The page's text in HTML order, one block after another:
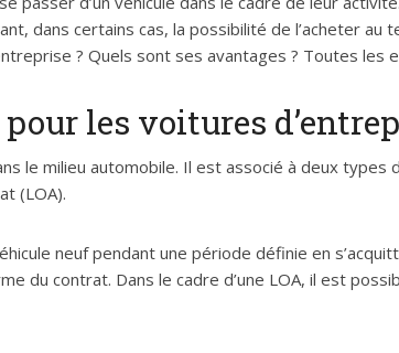
dans certains cas, la possibilité de l’acheter au
? Quels sont ses avantages ? Toutes les
les voitures
le milieu automobile. Il est associé à deux types
(LOA).
neuf pendant une période définie en
du contrat. Dans le cadre d’une LOA, il est